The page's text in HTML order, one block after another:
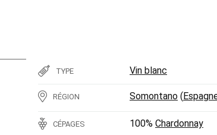
TYPE Vin blanc
RÉGION Somontano (
CÉPAGES 100% Chardonnay